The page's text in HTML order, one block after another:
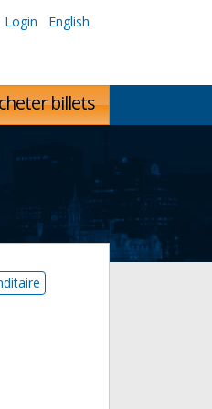
Login English
billets